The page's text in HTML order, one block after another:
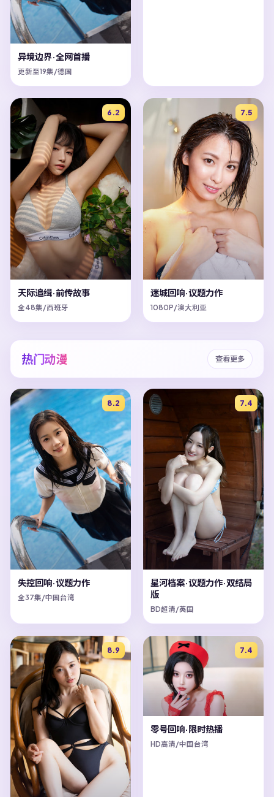
异境边界·全网首播
更新至19集/德国
6.2
天际追缉·前传故事
全48集/西班牙
7.5
迷城回响·议题力作
1080P/澳大利亚
热门动漫 查看更多
8.2
失控回响·议题力作
全37集/中国台湾
7.4
星河档案·议题力作·双结局
版
BD超清/英国
8.9 7.4
零号回响·限时热播
HD高清/中国台湾